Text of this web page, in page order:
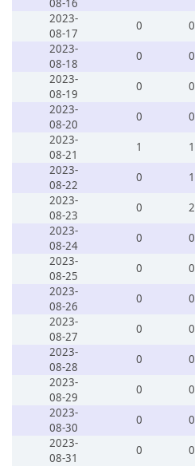
08-16
2023-
08-17
0 0
2023-
08-18
0 0
2023-
08-19
0 0
2023-
08-20
0 0
2023-
08-21
1 1
2023-
08-22
0 1
2023-
08-23
0 2
2023-
08-24
0 0
2023-
08-25
0 0
2023-
08-26
0 0
2023-
08-27
0 0
2023-
08-28
0 0
2023-
08-29
0 0
2023-
08-30
0 0
2023-
08-31
0 0